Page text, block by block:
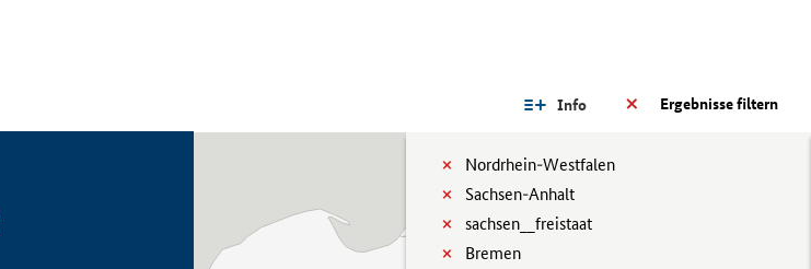
Ergebnisse filtern
Info
Nordrhein-Westfalen
Sachsen-Anhalt
sachsen__freistaat
Bremen